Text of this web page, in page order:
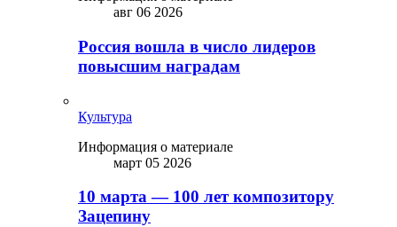
авг 06 2026
Россия вошла в число лидеров
повысшим наградам
Культура
Информация о материале
март 05 2026
10 марта — 100 лет композитору
Зацепину